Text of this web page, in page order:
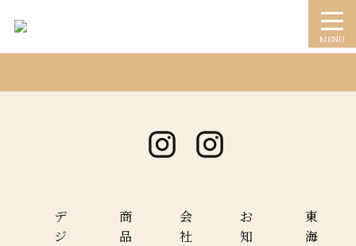
MENU
デ
ジ
商
品
会
社
お
知
東
海